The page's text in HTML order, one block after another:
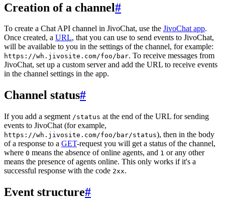
Creation of a channel#
To create a Chat API channel in JivoChat, use the JivoChat app.
Once created, a URL, that you can use to send events to JivoChat,
will be available to you in the settings of the channel, for example:
https://wh.jivosite.com/foo/bar. To receive messages from
JivoChat, set up a custom server and add the URL to receive events
in the channel settings in the app.
Channel status#
If you add a segment /status at the end of the URL for sending
events to JivoChat (for example,
https://wh.jivosite.com/foo/bar/status), then in the body
of a response to a GET-request you will get a status of the channel,
where 0 means the absence of online agents, and 1 or any other
means the presence of agents online. This only works if it's a
successful response with the code 2xx.
Event structure#